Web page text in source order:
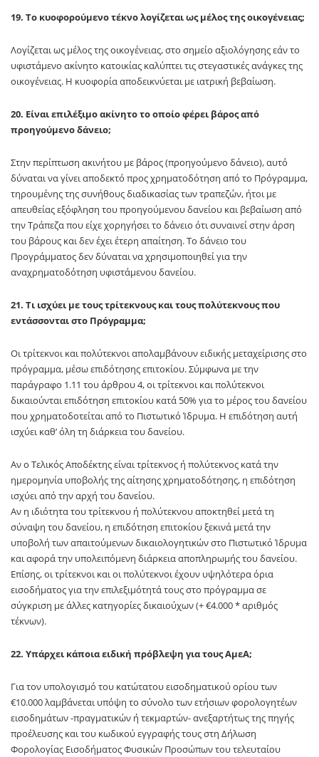
19. Το κυοφορούμενο τέκνο λογίζεται ως μέλος της οικογένειας;
Λογίζεται ως μέλος της οικογένειας, στο σημείο αξιολόγησης εάν το
υφιστάμενο ακίνητο κατοικίας καλύπτει τις στεγαστικές ανάγκες της
οικογένειας. Η κυοφορία αποδεικνύεται με ιατρική βεβαίωση.
20. Είναι επιλέξιμο ακίνητο το οποίο φέρει βάρος από
προηγούμενο δάνειο;
Στην περίπτωση ακινήτου με βάρος (προηγούμενο δάνειο), αυτό
δύναται να γίνει αποδεκτό προς χρηματοδότηση από το Πρόγραμμα,
τηρουμένης της συνήθους διαδικασίας των τραπεζών, ήτοι με
απευθείας εξόφληση του προηγούμενου δανείου και βεβαίωση από
την Τράπεζα που είχε χορηγήσει το δάνειο ότι συναινεί στην άρση
του βάρους και δεν έχει έτερη απαίτηση. Το δάνειο του
Προγράμματος δεν δύναται να χρησιμοποιηθεί για την
αναχρηματοδότηση υφιστάμενου δανείου.
21. Τι ισχύει με τους τρίτεκνους και τους πολύτεκνους που
εντάσσονται στο Πρόγραμμα;
Οι τρίτεκνοι και πολύτεκνοι απολαμβάνουν ειδικής μεταχείρισης στο
πρόγραμμα, μέσω επιδότησης επιτοκίου. Σύμφωνα με την
παράγραφο 1.11 του άρθρου 4, οι τρίτεκνοι και πολύτεκνοι
δικαιούνται επιδότηση επιτοκίου κατά 50% για το μέρος του δανείου
που χρηματοδοτείται από το Πιστωτικό Ίδρυμα. Η επιδότηση αυτή
ισχύει καθ’ όλη τη διάρκεια του δανείου.
Αν ο Τελικός Αποδέκτης είναι τρίτεκνος ή πολύτεκνος κατά την
ημερομηνία υποβολής της αίτησης χρηματοδότησης, η επιδότηση
ισχύει από την αρχή του δανείου.
Αν η ιδιότητα του τρίτεκνου ή πολύτεκνου αποκτηθεί μετά τη
σύναψη του δανείου, η επιδότηση επιτοκίου ξεκινά μετά την
υποβολή των απαιτούμενων δικαιολογητικών στο Πιστωτικό Ίδρυμα
και αφορά την υπολειπόμενη διάρκεια αποπληρωμής του δανείου.
Επίσης, οι τρίτεκνοι και οι πολύτεκνοι έχουν υψηλότερα όρια
εισοδήματος για την επιλεξιμότητά τους στο πρόγραμμα σε
σύγκριση με άλλες κατηγορίες δικαιούχων (+ €4.000 * αριθμός
τέκνων).
22. Υπάρχει κάποια ειδική πρόβλεψη για τους ΑμεΑ;
Για τον υπολογισμό του κατώτατου εισοδηματικού ορίου των
€10.000 λαμβάνεται υπόψη το σύνολο των ετήσιων φορολογητέων
εισοδημάτων -πραγματικών ή τεκμαρτών- ανεξαρτήτως της πηγής
προέλευσης και του κωδικού εγγραφής τους στη Δήλωση
Φορολογίας Εισοδήματος Φυσικών Προσώπων του τελευταίου